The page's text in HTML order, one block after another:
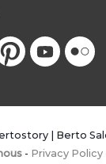
| Berto
- Privacy Policy